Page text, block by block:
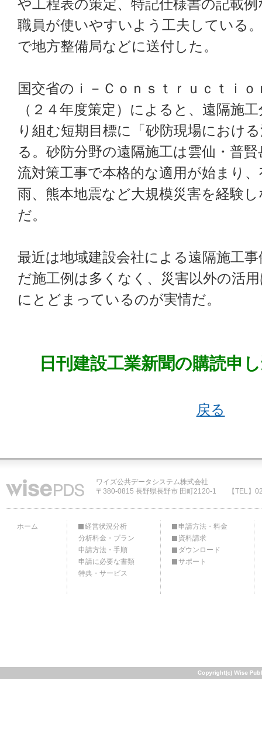
や工程表の策定、特記仕様書の記載
職員が使いやすいよう工夫している
で地方整備局などに送付した。
国交省のｉ－Ｃｏｎｓｔｒｕｃｔｉ
（２４年度策定）によると、遠隔施
り組む短期目標に「砂防現場におけ
る。砂防分野の遠隔施工は雲仙・普
流対策工事で本格的な適用が始まり
雨、熊本地震など大規模災害を経験
だ。
最近は地域建設会社による遠隔施工
だ施工例は多くなく、災害以外の活
にとどまっているのが実情だ。
日刊建設工業新聞の購読申
戻る
ワイズ公共データシステム株式会社
〒380-0815 長野県長野市 田町2120-1
【TEL】
ホーム
経営状況分析
分析料金・プラン
申請方法・手順
申請に必要な書類
特典・サービス
申請方法・料金
資料請求
ダウンロード
サポート